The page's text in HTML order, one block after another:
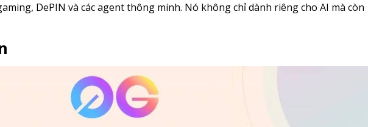
DePIN và các agent thông minh. Nó không chỉ dành riêng cho AI mà còn